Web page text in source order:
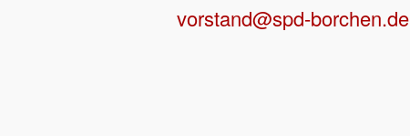
vorstand@spd-borchen.de